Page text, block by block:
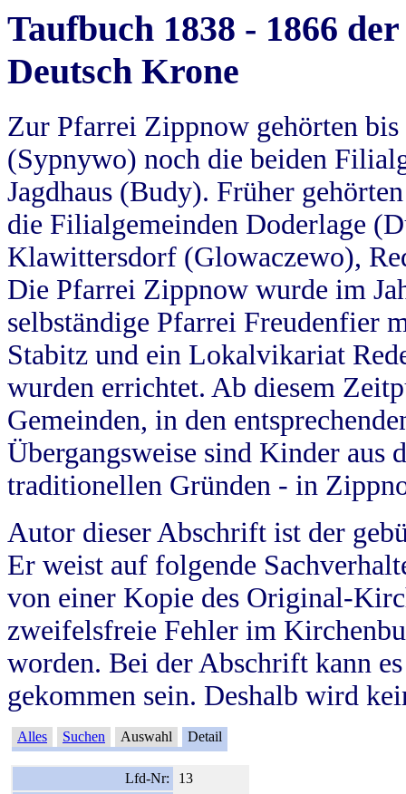
Taufbuch 1838 - 1866
Deutsch Krone
Zur Pfarrei Zippnow gehörten
(Sypnywo) noch die beiden
Jagdhaus (Budy). Früher
die Filialgemeinden Doderlage
Klawittersdorf (Glowaczewo),
Die Pfarrei Zippnow wurde im
selbständige Pfarrei Freudenfier
Stabitz und ein Lokalvikariat
wurden errichtet. Ab diesem
Gemeinden, in den
Übergangsweise sind Kinder aus
traditionellen Gründen - in
Autor dieser Abschrift ist der
Er weist auf folgende
von einer Kopie des Original-
zweifelsfreie Fehler im
worden. Bei der Abschrift kann
gekommen sein. Deshalb wird
Alles Suchen Auswahl Detail
Lfd-Nr:
13